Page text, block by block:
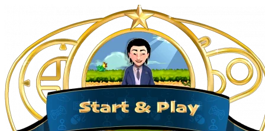
principal